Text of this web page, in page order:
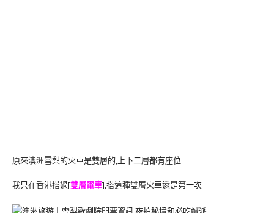
原來澳洲雪梨的火車是雙層的,上下二層都有座位
我只在香港搭過[雙層電車],搭這種雙層火車還是第一次